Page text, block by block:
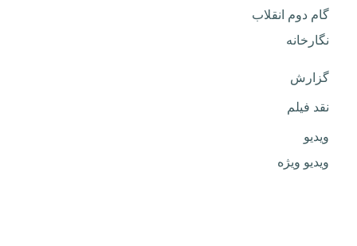
گام دوم انقلاب
نگارخانه
گزارش
نقد فیلم
ویدیو
ویدیو ویژه